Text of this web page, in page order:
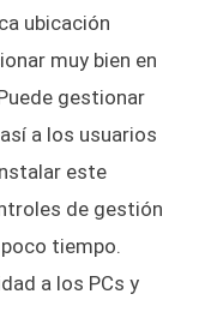
ubicación
muy bien en
gestionar
a los usuarios
este
de gestión
tiempo.
a los PCs y